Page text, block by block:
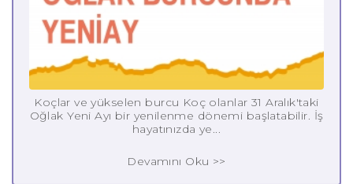
Koçlar ve yükselen burcu Koç olanlar 31 Aralık'taki
Oğlak Yeni Ayı bir yenilenme dönemi başlatabilir. İş
hayatınızda ye...
Devamını Oku >>